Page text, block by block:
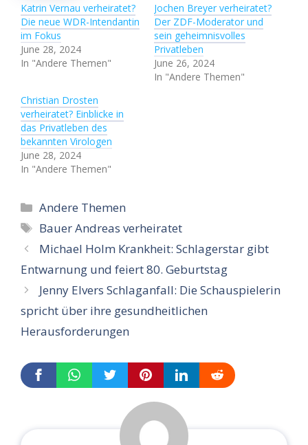
Katrin Vernau verheiratet?
Die neue WDR-Intendantin
im Fokus
June 28, 2024
In "Andere Themen"
Jochen Breyer verheiratet?
Der ZDF-Moderator und
sein geheimnisvolles
Privatleben
June 26, 2024
In "Andere Themen"
Christian Drosten
verheiratet? Einblicke in
das Privatleben des
bekannten Virologen
June 28, 2024
In "Andere Themen"
Categories
Andere Themen
Tags
Bauer Andreas verheiratet
Michael Holm Krankheit: Schlagerstar gibt
Entwarnung und feiert 80. Geburtstag
Jenny Elvers Schlaganfall: Die Schauspielerin
spricht über ihre gesundheitlichen
Herausforderungen